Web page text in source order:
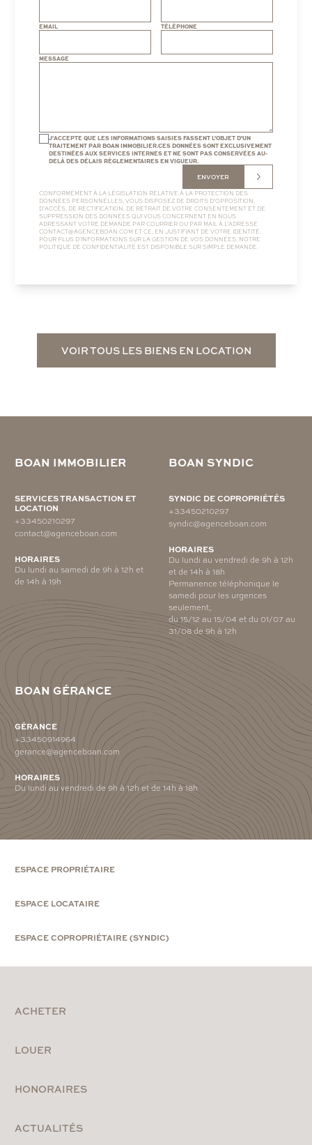
EMAIL TÉLÉPHONE
MESSAGE
J’ACCEPTE QUE LES INFORMATIONS SAISIES FASSENT L'OBJET D'UN
TRAITEMENT PAR BOAN IMMOBILIER.CES DONNÉES SONT EXCLUSIVEMENT
DESTINÉES AUX SERVICES INTERNES ET NE SONT PAS CONSERVÉES AU-
DELÀ DES DÉLAIS RÈGLEMENTAIRES EN VIGUEUR.
ENVOYER
CONFORMÉMENT À LA LÉGISLATION RELATIVE À LA PROTECTION DES
DONNÉES PERSONNELLES, VOUS DISPOSEZ DE DROITS D’OPPOSITION,
D’ACCÈS, DE RECTIFICATION, DE RETRAIT DE VOTRE CONSENTEMENT ET DE
SUPPRESSION DES DONNÉES QUI VOUS CONCERNENT EN NOUS
ADRESSANT VOTRE DEMANDE PAR COURRIER OU PAR MAIL À L’ADRESSE
CONTACT@AGENCEBOAN.COM ET CE, EN JUSTIFIANT DE VOTRE IDENTITÉ.
POUR PLUS D’INFORMATIONS SUR LA GESTION DE VOS DONNÉES, NOTRE
POLITIQUE DE CONFIDENTIALITÉ EST DISPONIBLE SUR SIMPLE DEMANDE.
VOIR TOUS LES BIENS EN LOCATION
BOAN IMMOBILIER
SERVICES TRANSACTION ET
LOCATION
+33450210297
contact@agenceboan.com
HORAIRES
Du lundi au samedi de 9h à 12h et
de 14h à 19h
BOAN SYNDIC
SYNDIC DE COPROPRIÉTÉS
+33450210297
syndic@agenceboan.com
HORAIRES
Du lundi au vendredi de 9h à 12h
et de 14h à 18h
Permanence téléphonique le
samedi pour les urgences
seulement,
du 15/12 au 15/04 et du 01/07 au
31/08 de 9h à 12h
BOAN GÉRANCE
GÉRANCE
+33450914964
gerance@agenceboan.com
HORAIRES
Du lundi au vendredi de 9h à 12h et de 14h à 18h
ESPACE PROPRIÉTAIRE
ESPACE LOCATAIRE
ESPACE COPROPRIÉTAIRE (SYNDIC)
ACHETER
LOUER
HONORAIRES
ACTUALITÉS